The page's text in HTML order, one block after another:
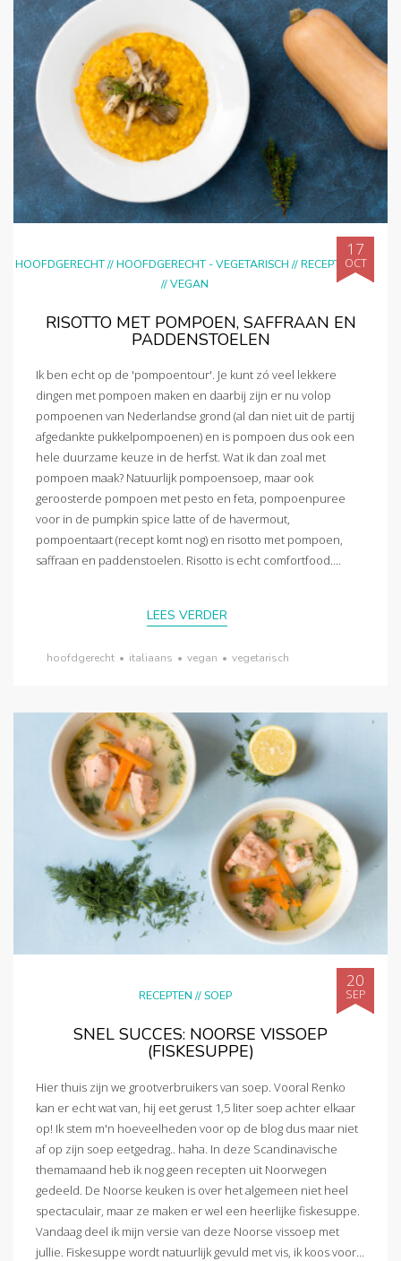
HOOFDGERECHT//HOOFDGERECHT - VEGETARISCH //RECEPTEN
//VEGAN
17
OCT
RISOTTO MET POMPOEN, SAFFRAAN EN
PADDENSTOELEN
Ik ben echt op de 'pompoentour'. Je kunt zó veel lekkere
dingen met pompoen maken en daarbij zijn er nu volop
pompoenen van Nederlandse grond (al dan niet uit de partij
afgedankte pukkelpompoenen) en is pompoen dus ook een
hele duurzame keuze in de herfst. Wat ik dan zoal met
pompoen maak? Natuurlijk pompoensoep, maar ook
geroosterde pompoen met pesto en feta, pompoenpuree
voor in de pumpkin spice latte of de havermout,
pompoentaart (recept komt nog) en risotto met pompoen,
saffraan en paddenstoelen. Risotto is echt comfortfood....
LEES VERDER
hoofdgerecht • italiaans • vegan • vegetarisch
RECEPTEN //SOEP
20
SEP
SNEL SUCCES: NOORSE VISSOEP
(FISKESUPPE)
Hier thuis zijn we grootverbruikers van soep. Vooral Renko
kan er echt wat van, hij eet gerust 1,5 liter soep achter elkaar
op! Ik stem m'n hoeveelheden voor op de blog dus maar niet
af op zijn soep eetgedrag.. haha. In deze Scandinavische
themamaand heb ik nog geen recepten uit Noorwegen
gedeeld. De Noorse keuken is over het algemeen niet heel
spectaculair, maar ze maken er wel een heerlijke fiskesuppe.
Vandaag deel ik mijn versie van deze Noorse vissoep met
jullie. Fiskesuppe wordt natuurlijk gevuld met vis, ik koos voor...